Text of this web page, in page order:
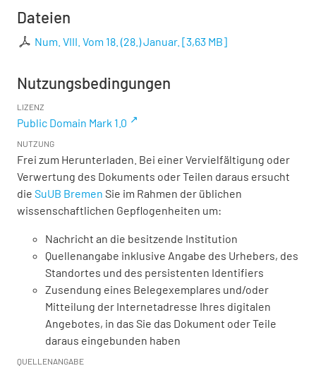
Dateien
Num. VIII. Vom 18. (28.) Januar. [3,63 MB]
Nutzungsbedingungen
LIZENZ
Public Domain Mark 1.0
NUTZUNG
Frei zum Herunterladen. Bei einer Vervielfältigung oder
Verwertung des Dokuments oder Teilen daraus ersucht
die SuUB Bremen Sie im Rahmen der üblichen
wissenschaftlichen Gepflogenheiten um:
Nachricht an die besitzende Institution
Quellenangabe inklusive Angabe des Urhebers, des
Standortes und des persistenten Identifiers
Zusendung eines Belegexemplares und/oder
Mitteilung der Internetadresse Ihres digitalen
Angebotes, in das Sie das Dokument oder Teile
daraus eingebunden haben
QUELLENANGABE